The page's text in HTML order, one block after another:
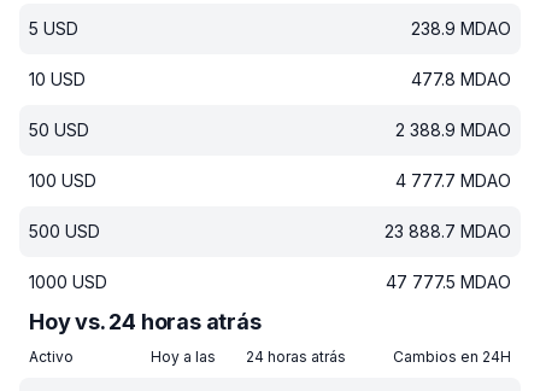
5 USD 238.9 MDAO
10 USD 477.8 MDAO
50 USD 2 388.9 MDAO
100 USD 4 777.7 MDAO
500 USD 23 888.7 MDAO
1000 USD 47 777.5 MDAO
Hoy vs. 24 horas atrás
Activo Hoy a las 24 horas atrás Cambios en 24H